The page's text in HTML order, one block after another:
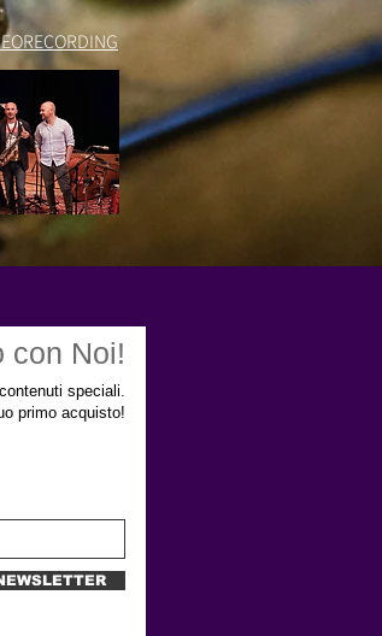
con Noi!
speciali.
primo acquisto!